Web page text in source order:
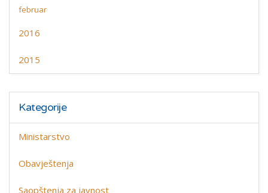
februar
2016
2015
Kategorije
Ministarstvo
Obavještenja
Saopštenja za javnost